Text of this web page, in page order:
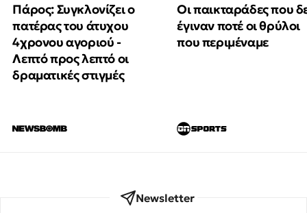
Πάρος: Συγκλονίζει ο
πατέρας του άτυχου
4χρονου αγοριού -
Λεπτό προς λεπτό οι
δραματικές στιγμές
Οι παικταράδες που
έγιναν ποτέ οι θρύλοι
που περιμέναμε
Newsletter